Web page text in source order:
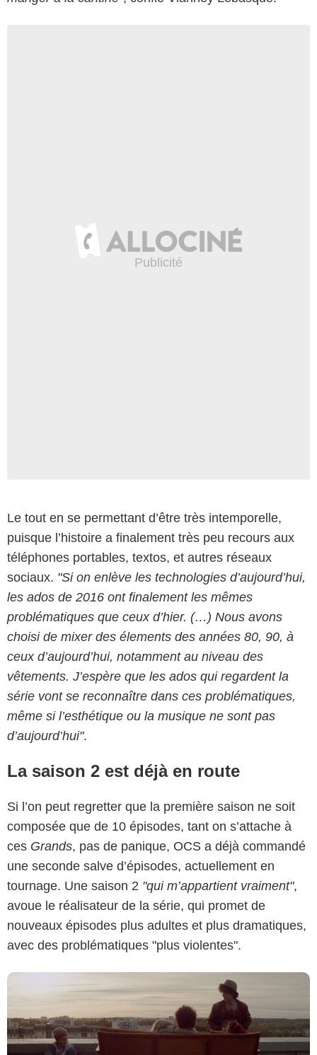
Le tout en se permettant d’être très intemporelle,
puisque l’histoire a finalement très peu recours aux
téléphones portables, textos, et autres réseaux
sociaux. "Si on enlève les technologies d’aujourd’hui,
les ados de 2016 ont finalement les mêmes
problématiques que ceux d’hier. (…) Nous avons
choisi de mixer des élements des années 80, 90, à
ceux d’aujourd’hui, notamment au niveau des
vêtements. J’espère que les ados qui regardent la
série vont se reconnaître dans ces problématiques,
même si l’esthétique ou la musique ne sont pas
d’aujourd’hui".
La saison 2 est déjà en route
Si l’on peut regretter que la première saison ne soit
composée que de 10 épisodes, tant on s’attache à
ces Grands, pas de panique, OCS a déjà commandé
une seconde salve d’épisodes, actuellement en
tournage. Une saison 2 "qui m’appartient vraiment",
avoue le réalisateur de la série, qui promet de
nouveaux épisodes plus adultes et plus dramatiques,
avec des problématiques "plus violentes".
EMPREINTE DIGITALE